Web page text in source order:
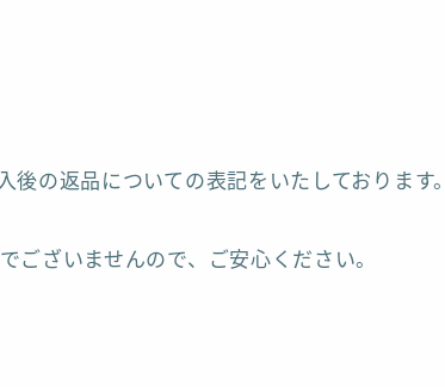
の返品についての表記をいたしております。
ございませんので、ご安心ください。